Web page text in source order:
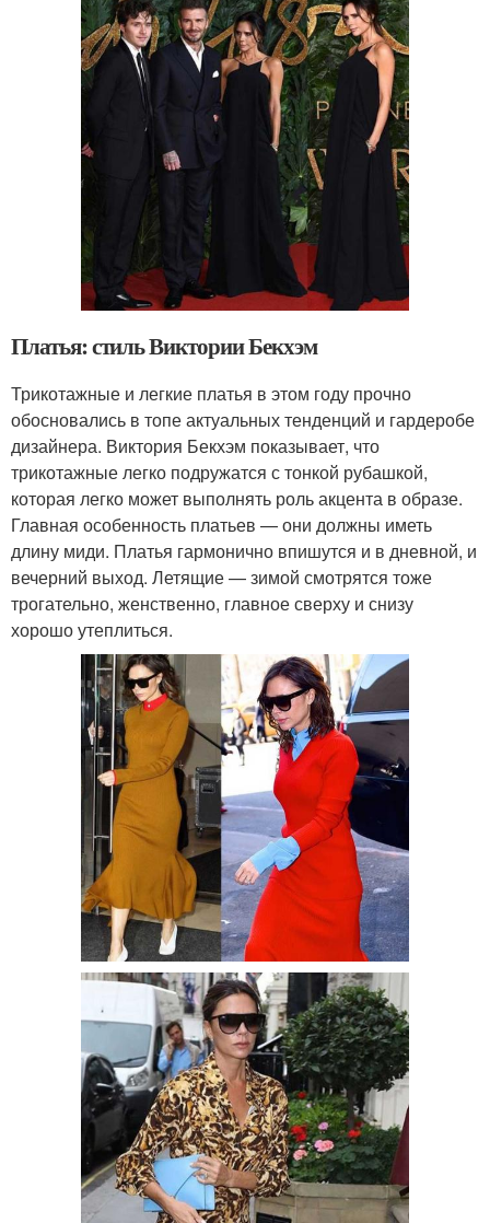
Платья: стиль Виктории Бекхэм
Трикотажные и легкие платья в этом году прочно
обосновались в топе актуальных тенденций и гардеробе
дизайнера. Виктория Бекхэм показывает, что
трикотажные легко подружатся с тонкой рубашкой,
которая легко может выполнять роль акцента в образе.
Главная особенность платьев — они должны иметь
длину миди. Платья гармонично впишутся и в дневной, и
вечерний выход. Летящие — зимой смотрятся тоже
трогательно, женственно, главное сверху и снизу
хорошо утеплиться.